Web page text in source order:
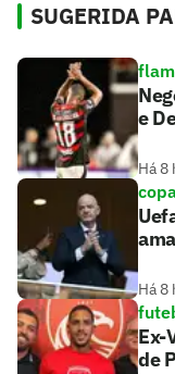
SUGERIDA
e
Há 8
Há 8
Ex-
de